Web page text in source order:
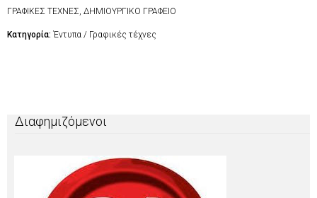
ΓΡΑΦΙΚΕΣ ΤΕΧΝΕΣ, ΔΗΜΙΟΥΡΓΙΚΟ ΓΡΑΦΕΙΟ
Κατηγορία: Έντυπα / Γραφικές τέχνες
Διαφημιζόμενοι